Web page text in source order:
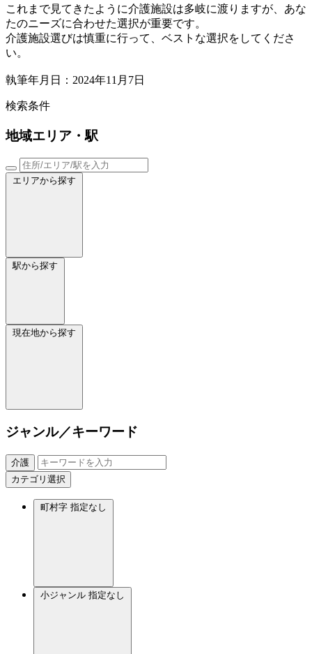
これまで見てきたように介護施設は多岐に渡りますが、あな
たのニーズに合わせた選択が重要です。
介護施設選びは慎重に行って、ベストな選択をしてくださ
い。
執筆年月日：2024年11月7日
検索条件
地域エリア・駅
エリアから探す
駅から探す
現在地から探す
ジャンル／キーワード
介護
カテゴリ選択
町村字 指定なし
小ジャンル 指定なし